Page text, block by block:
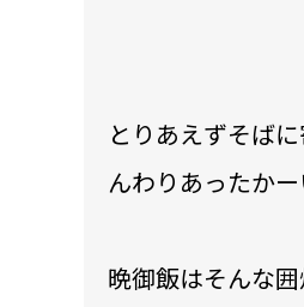
とりあえずそば
んわりあったか
晩御飯はそんな